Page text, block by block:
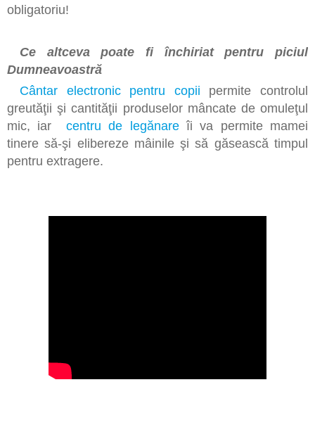
obligatoriu!
Ce altceva poate fi închiriat pentru piciul
Dumneavoastră
Cântar electronic pentru copii permite controlul
greutăţii şi cantităţii produselor mâncate de omuleţul
mic, iar centru de legănareîi va permite mamei
tinere să-şi elibereze mâinile şi să găsească timpul
pentru extragere.